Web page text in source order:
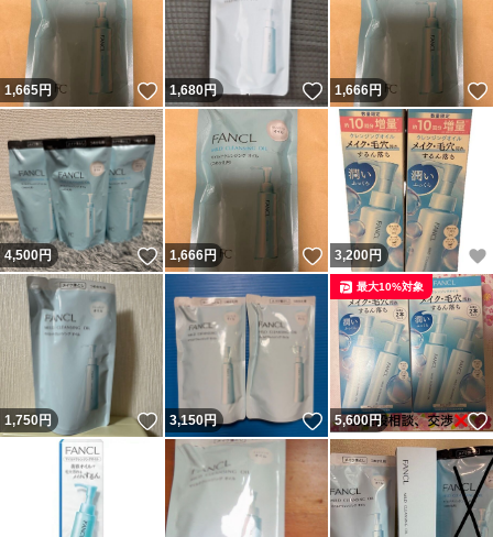
1,665円 いいね！
1,680円 いいね！
1,666円
4,500円 いいね！
1,666円 いいね！
3,200円
1,750円 いいね！
3,150円 いいね！
5,600円
最大10%対象